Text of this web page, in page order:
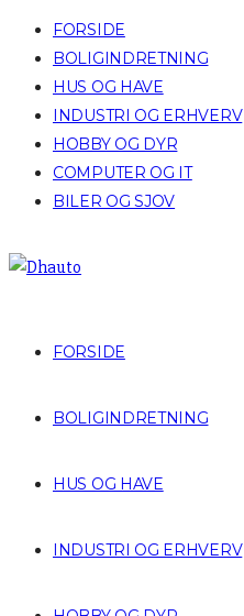
FORSIDE
BOLIGINDRETNING
HUS OG HAVE
INDUSTRI OG ERHVERV
HOBBY OG DYR
COMPUTER OG IT
BILER OG SJOV
FORSIDE
BOLIGINDRETNING
HUS OG HAVE
INDUSTRI OG ERHVERV